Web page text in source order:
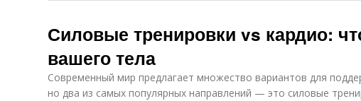
Силовые тренировки vs кардио:
вашего тела
Современный мир предлагает множество вариантов для
но два из самых популярных направлений — это силовые